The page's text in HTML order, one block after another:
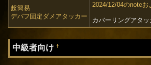
超簡易
デバフ固定ダメアタッカー
2024/12/04のnoteお
カバーリングアタ
中級者向け†